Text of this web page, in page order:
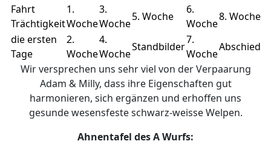
Fahrt
Trächtigkeit
1.
Woche
3.
Woche
5. Woche
6.
Woche
8. Woche
die ersten
Tage
2.
Woche
4.
Woche
Standbilder
7.
Woche
Abschied
Wir versprechen uns sehr viel von der Verpaarung
Adam & Milly, dass ihre Eigenschaften gut
harmonieren, sich ergänzen und erhoffen uns
gesunde wesensfeste schwarz-weisse Welpen.
Ahnentafel des A Wurfs: